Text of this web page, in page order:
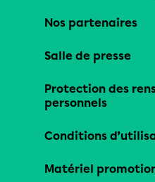
Nos partenaires
Salle de presse
Protection des
personnels
Conditions
Matériel